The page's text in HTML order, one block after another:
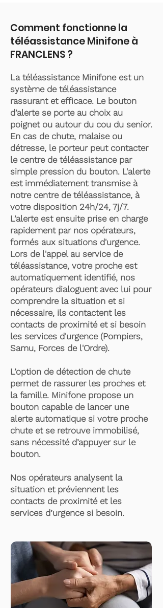
Comment fonctionne la
téléassistance Minifone à
FRANCLENS ?
La téléassistance Minifone est un
système de téléassistance
rassurant et efficace. Le bouton
d’alerte se porte au choix au
poignet ou autour du cou du senior.
En cas de chute, malaise ou
détresse, le porteur peut contacter
le centre de téléassistance par
simple pression du bouton. L'alerte
est immédiatement transmise à
notre centre de téléassistance, à
votre disposition 24h/24, 7j/7.
L’alerte est ensuite prise en charge
rapidement par nos opérateurs,
formés aux situations d'urgence.
Lors de l'appel au service de
téléassistance, votre proche est
automatiquement identifié, nos
opérateurs dialoguent avec lui pour
comprendre la situation et si
nécessaire, ils contactent les
contacts de proximité et si besoin
les services d'urgence (Pompiers,
Samu, Forces de l'Ordre).
L’option de détection de chute
permet de rassurer les proches et
la famille. Minifone propose un
bouton capable de lancer une
alerte automatique si votre proche
chute et se retrouve immobilisé,
sans nécessité d’appuyer sur le
bouton.
Nos opérateurs analysent la
situation et préviennent les
contacts de proximité et les
services d’urgence si besoin.